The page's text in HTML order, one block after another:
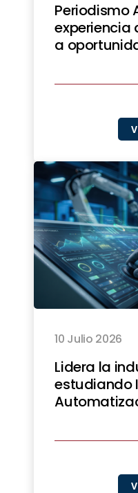
Periodismo
experiencia
a
10 Julio 2026
Lidera la
estudiando